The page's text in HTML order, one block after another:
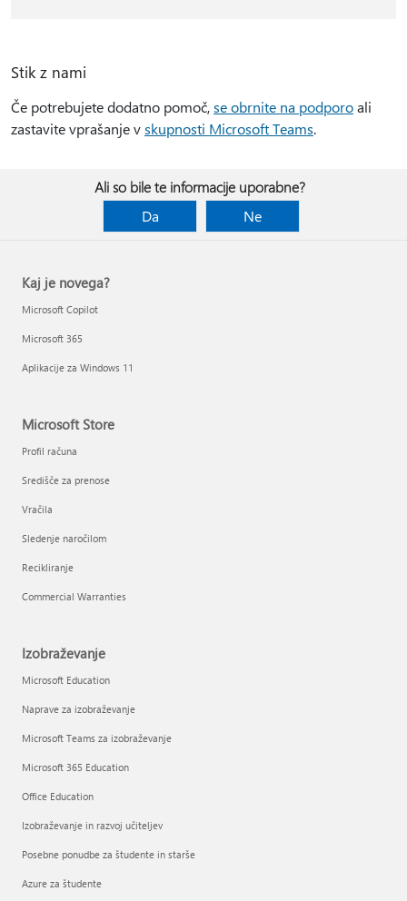
Stik z nami
Če potrebujete dodatno pomoč,se obrnite na podporoali
zastavite vprašanje vskupnosti Microsoft Teams.
Ali so bile te informacije uporabne?
Da
Ne
Kaj je novega?
Microsoft Copilot
Microsoft 365
Aplikacije za Windows 11
Microsoft Store
Profil računa
Središče za prenose
Vračila
Sledenje naročilom
Recikliranje
Commercial Warranties
Izobraževanje
Microsoft Education
Naprave za izobraževanje
Microsoft Teams za izobraževanje
Microsoft 365 Education
Office Education
Izobraževanje in razvoj učiteljev
Posebne ponudbe za študente in starše
Azure za študente